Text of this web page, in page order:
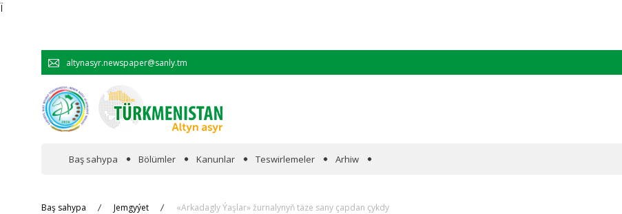
Ï
altynasyr.newspaper@sanly.tm
Baş sahypa Bölümler Kanunlar Teswirlemeler Arhiw
Baş sahypa Jemgyýet «Arkadagly Ýaşlar» žurnalynyň täze sany çapdan çykdy